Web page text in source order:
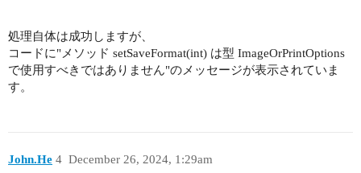
処理自体は成功しますが、
コードに"メソッド setSaveFormat(int) は型 ImageOrPrintOptions
で使用すべきではありません"のメッセージが表示されていま
す。
John.He December 26, 2024, 1:29am
4